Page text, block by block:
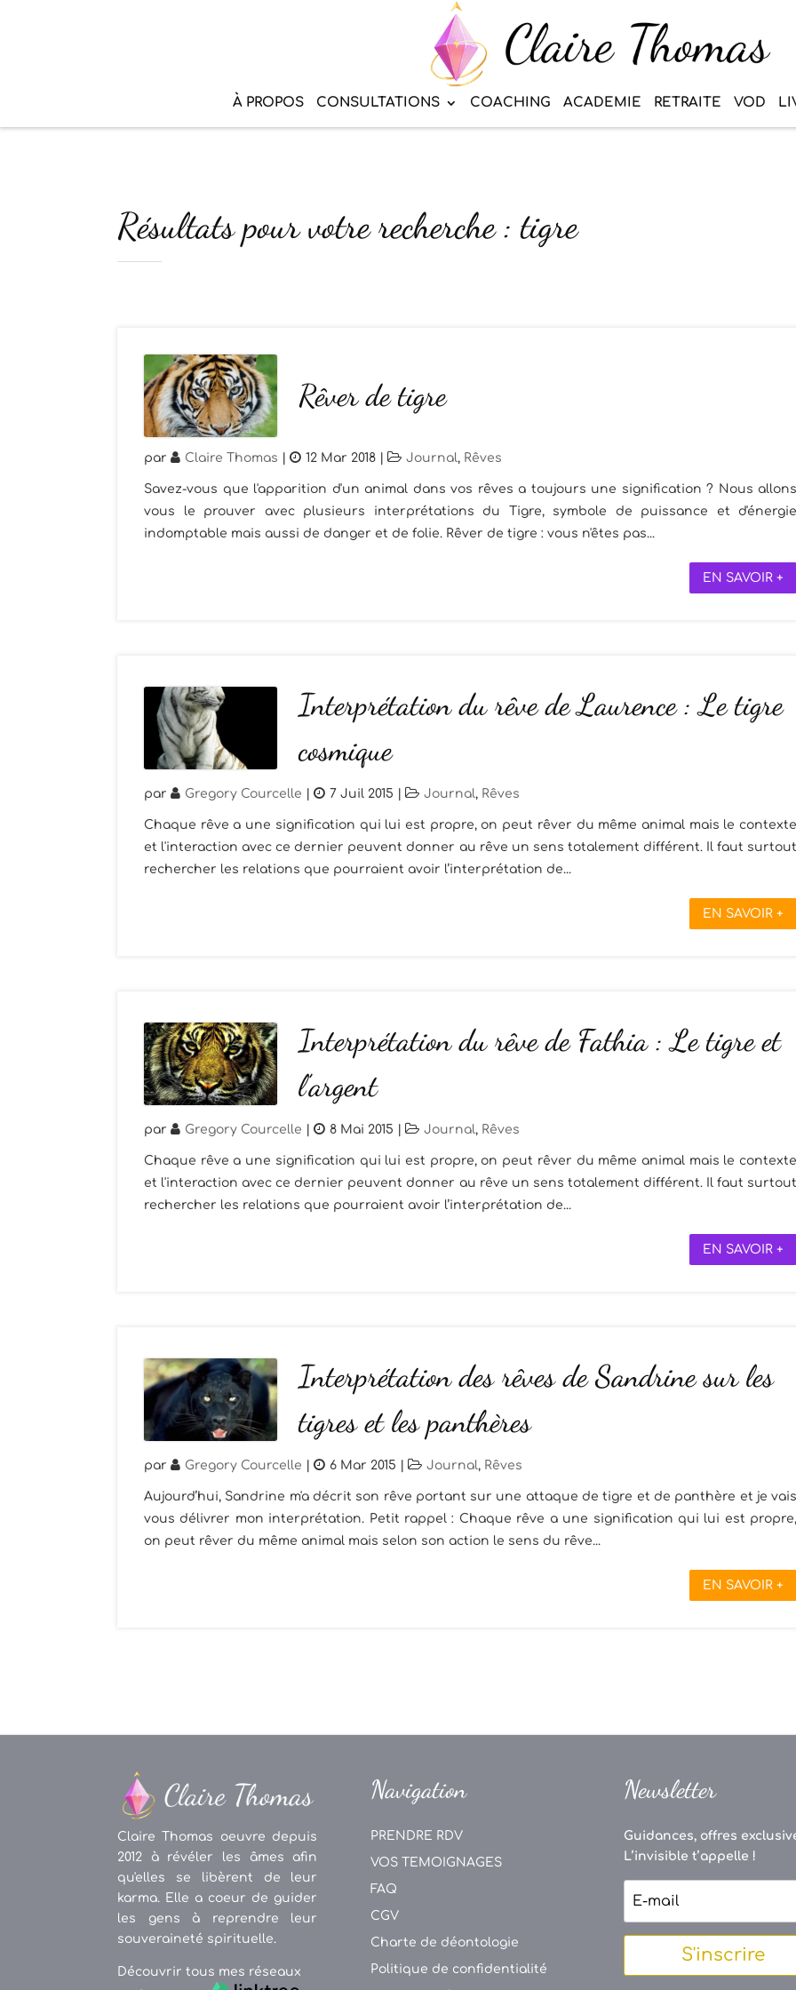
À PROPOS CONSULTATIONS COACHING ACADEMIE RETRAITE VOD
Résultats pour votre recherche : tigre
Rêver de tigre
par Claire Thomas 12 Mar 2018 Journal, Rêves
Savez-vous que l'apparition d'un animal dans vos rêves a toujours une signification ? Nous
vous le prouver avec plusieurs interprétations du Tigre, symbole de puissance et
indomptable mais aussi de danger et de folie. Rêver de tigre : vous n'êtes pas...
EN SAVOIR +
Interprétation du rêve de Laurence : Le tigre
cosmique
par Gregory Courcelle 7 Juil 2015 Journal, Rêves
Chaque rêve a une signification qui lui est propre, on peut rêver du même animal mais le
et l'interaction avec ce dernier peuvent donner au rêve un sens totalement différent. Il faut
rechercher les relations que pourraient avoir l’interprétation de...
EN SAVOIR +
Interprétation du rêve de Fathia : Le tigre et
l’argent
par Gregory Courcelle 8 Mai 2015 Journal, Rêves
Chaque rêve a une signification qui lui est propre, on peut rêver du même animal mais le
et l'interaction avec ce dernier peuvent donner au rêve un sens totalement différent. Il faut
rechercher les relations que pourraient avoir l’interprétation de...
EN SAVOIR +
Interprétation des rêves de Sandrine sur les
tigres et les panthères
par Gregory Courcelle 6 Mar 2015 Journal, Rêves
Aujourd’hui, Sandrine m'a décrit son rêve portant sur une attaque de tigre et de panthère et je
vous délivrer mon interprétation. Petit rappel : Chaque rêve a une signification qui lui est
on peut rêver du même animal mais selon son action le sens du rêve...
EN SAVOIR +
Claire Thomas oeuvre depuis
2012 à révéler les âmes afin
qu'elles se libèrent de leur
karma. Elle a coeur de guider
les gens à reprendre leur
souveraineté spirituelle.
Découvrir tous mes réseaux
Navigation
PRENDRE RDV
VOS TEMOIGNAGES
FAQ
CGV
Charte de déontologie
Politique de confidentialité
Newsletter
Guidances, offres
L’invisible t’appelle !
S'inscrire